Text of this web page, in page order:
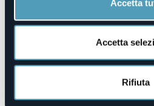
Accetta
Accetta
Rifiuta
Piazza San Graziano